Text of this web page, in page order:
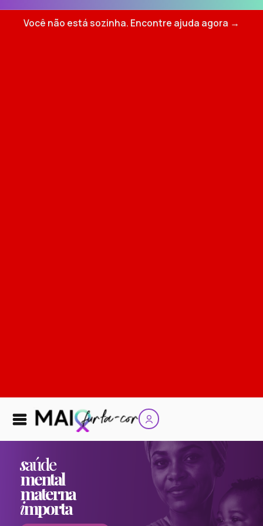
Você não está sozinha. Encontre ajuda agora →
saúde
mental
materna
importa